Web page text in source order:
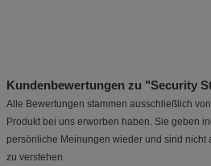
Kundenbewertungen zu "Security
Alle Bewertungen stammen ausschließlich
Produkt bei uns erworben haben. Sie geben
persönliche Meinungen wieder und sind nicht
zu verstehen.